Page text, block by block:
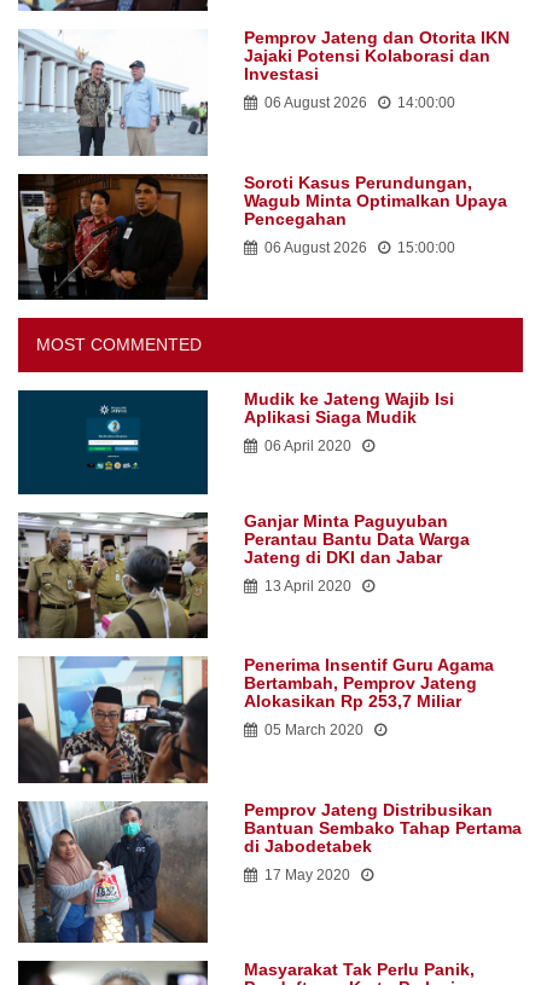
Pemprov Jateng dan Otorita IKN
Jajaki Potensi Kolaborasi dan
Investasi
06 August 2026 14:00:00
Soroti Kasus Perundungan,
Wagub Minta Optimalkan Upaya
Pencegahan
06 August 2026 15:00:00
MOST COMMENTED
Mudik ke Jateng Wajib Isi
Aplikasi Siaga Mudik
06 April 2020
Ganjar Minta Paguyuban
Perantau Bantu Data Warga
Jateng di DKI dan Jabar
13 April 2020
Penerima Insentif Guru Agama
Bertambah, Pemprov Jateng
Alokasikan Rp 253,7 Miliar
05 March 2020
Pemprov Jateng Distribusikan
Bantuan Sembako Tahap Pertama
di Jabodetabek
17 May 2020
Masyarakat Tak Perlu Panik,